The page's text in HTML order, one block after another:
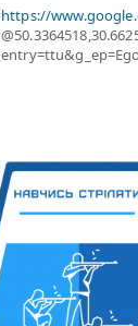
https://